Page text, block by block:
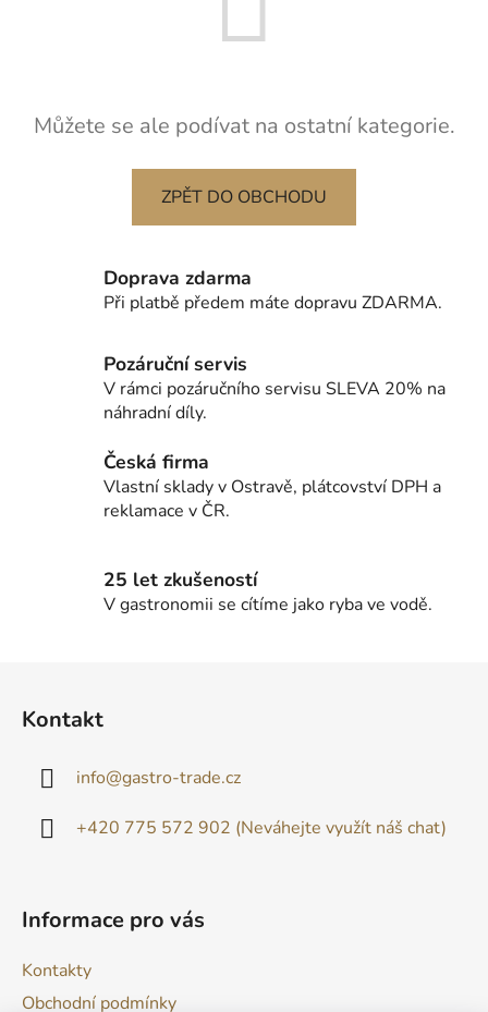
Můžete se ale podívat na ostatní kategorie.
ZPĚT DO OBCHODU
Doprava zdarma
Při platbě předem máte dopravu ZDARMA.
Pozáruční servis
V rámci pozáručního servisu SLEVA 20% na
náhradní díly.
Česká firma
Vlastní sklady v Ostravě, plátcovství DPH a
reklamace v ČR.
25 let zkušeností
V gastronomii se cítíme jako ryba ve vodě.
Kontakt
info@gastro-trade.cz
+420 775 572 902 (Neváhejte využít náš chat)
Informace pro vás
Kontakty
Obchodní podmínky